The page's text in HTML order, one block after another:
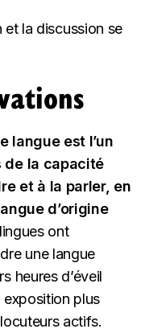
et la discussion se
langue est l’un
de la capacité
et à la parler, en
d’origine
ont
une langue
heures d’éveil
exposition plus
actifs.